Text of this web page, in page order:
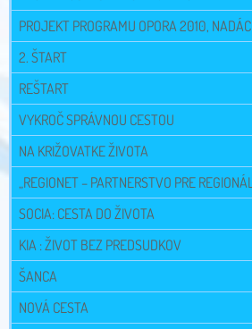
PROJEKT PROGRAMU OPORA 2010,
2. ŠTART
REŠTART
VYKROČ SPRÁVNOU CESTOU
NA KRIŽOVATKE ŽIVOTA
„REGIONET – PARTNERSTVO PRE
SOCIA: CESTA DO ŽIVOTA
KIA : ŽIVOT BEZ PREDSUDKOV
ŠANCA
NOVÁ CESTA